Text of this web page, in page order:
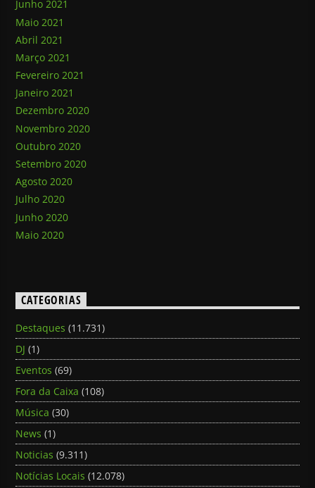
Junho 2021
Maio 2021
Abril 2021
Março 2021
Fevereiro 2021
Janeiro 2021
Dezembro 2020
Novembro 2020
Outubro 2020
Setembro 2020
Agosto 2020
Julho 2020
Junho 2020
Maio 2020
CATEGORIAS
Destaques (11.731)
DJ (1)
Eventos (69)
Fora da Caixa (108)
Música (30)
News (1)
Noticias (9.311)
Notícias Locais (12.078)